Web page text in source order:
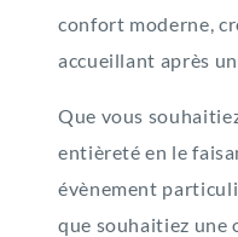
confort moderne,
accueillant après
Que vous
entièreté en le
évènement
que souhaitiez une